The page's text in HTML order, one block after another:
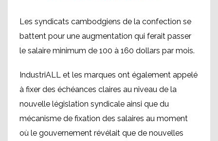
Les syndicats cambodgiens de la confection se
battent pour une augmentation qui ferait passer
le salaire minimum de 100 à 160 dollars par mois.
IndustriALL et les marques ont également appelé
à fixer des échéances claires au niveau de la
nouvelle législation syndicale ainsi que du
mécanisme de fixation des salaires au moment
où le gouvernement révélait que de nouvelles